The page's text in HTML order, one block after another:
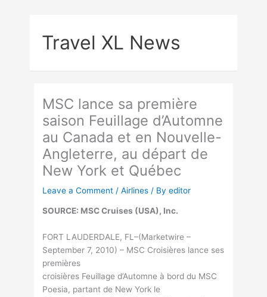
Travel XL News
MSC lance sa première
saison Feuillage d’Automne
au Canada et en Nouvelle-
Angleterre, au départ de
New York et Québec
Leave a Comment /Airlines / Byeditor
SOURCE: MSC Cruises (USA), Inc.
FORT LAUDERDALE, FL–(Marketwire –
September 7, 2010) – MSC Croisières lance ses
premières
croisières Feuillage d’Automne à bord du MSC
Poesia, partant de New York le